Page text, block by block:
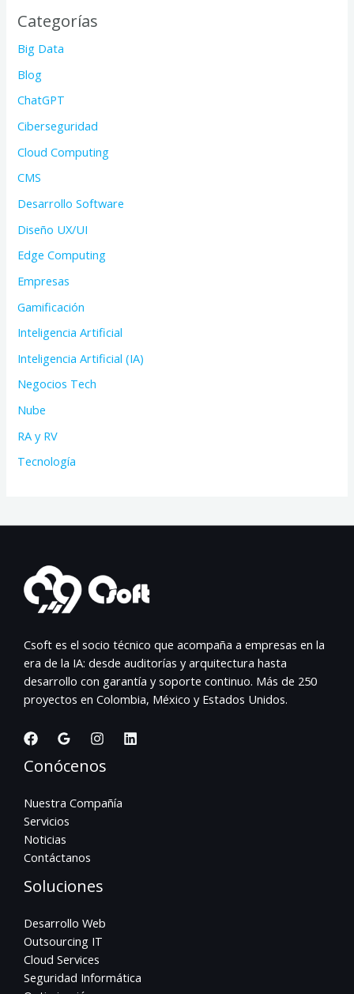
Categorías
Big Data
Blog
ChatGPT
Ciberseguridad
Cloud Computing
CMS
Desarrollo Software
Diseño UX/UI
Edge Computing
Empresas
Gamificación
Inteligencia Artificial
Inteligencia Artificial (IA)
Negocios Tech
Nube
RA y RV
Tecnología
Csoft es el socio técnico que acompaña a empresas en la
era de la IA: desde auditorías y arquitectura hasta
desarrollo con garantía y soporte continuo. Más de 250
proyectos en Colombia, México y Estados Unidos.
Conócenos
Nuestra Compañía
Servicios
Noticias
Contáctanos
Soluciones
Desarrollo Web
Outsourcing IT
Cloud Services
Seguridad Informática